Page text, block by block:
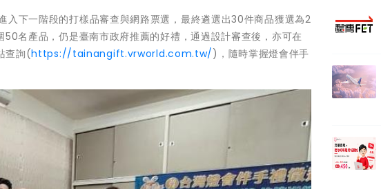
下一階段的打樣品審查與網路票選，最終遴選出30件商品獲選為2
名產品，仍是臺南市政府推薦的好禮，通過設計審查後，亦可在
查詢(https://tainangift.vrworld.com.tw/)，隨時掌握燈會伴手